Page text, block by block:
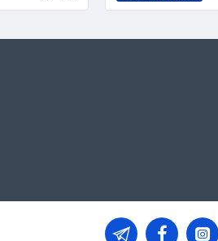
эти строки мы хотим поговорить
в Исламе. Мы возносим дуа
намерений, и, чтобы
в суре «Маида» смилостивился